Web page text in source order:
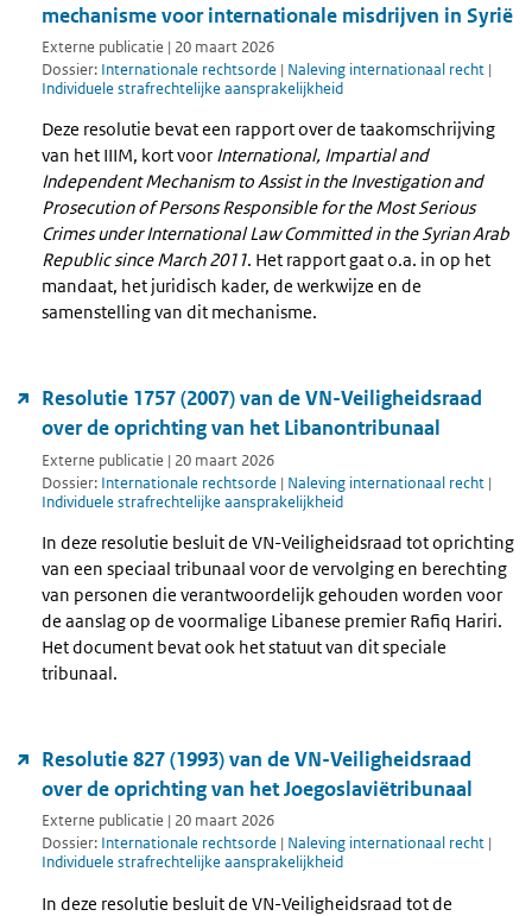
mechanisme voor internationale misdrijven in Syrië
Externe publicatie | 20 maart 2026
Dossier: Internationale rechtsorde | Naleving internationaal recht |
Individuele strafrechtelijke aansprakelijkheid
Deze resolutie bevat een rapport over de taakomschrijving
van het IIIM, kort voor International, Impartial and
Independent Mechanism to Assist in the Investigation and
Prosecution of Persons Responsible for the Most Serious
Crimes under International Law Committed in the Syrian Arab
Republic since March 2011. Het rapport gaat o.a. in op het
mandaat, het juridisch kader, de werkwijze en de
samenstelling van dit mechanisme.
Resolutie 1757 (2007) van de VN-Veiligheidsraad
over de oprichting van het Libanontribunaal
Externe publicatie | 20 maart 2026
Dossier: Internationale rechtsorde | Naleving internationaal recht |
Individuele strafrechtelijke aansprakelijkheid
In deze resolutie besluit de VN-Veiligheidsraad tot oprichting
van een speciaal tribunaal voor de vervolging en berechting
van personen die verantwoordelijk gehouden worden voor
de aanslag op de voormalige Libanese premier Rafiq Hariri.
Het document bevat ook het statuut van dit speciale
tribunaal.
Resolutie 827 (1993) van de VN-Veiligheidsraad
over de oprichting van het Joegoslaviëtribunaal
Externe publicatie | 20 maart 2026
Dossier: Internationale rechtsorde | Naleving internationaal recht |
Individuele strafrechtelijke aansprakelijkheid
In deze resolutie besluit de VN-Veiligheidsraad tot de